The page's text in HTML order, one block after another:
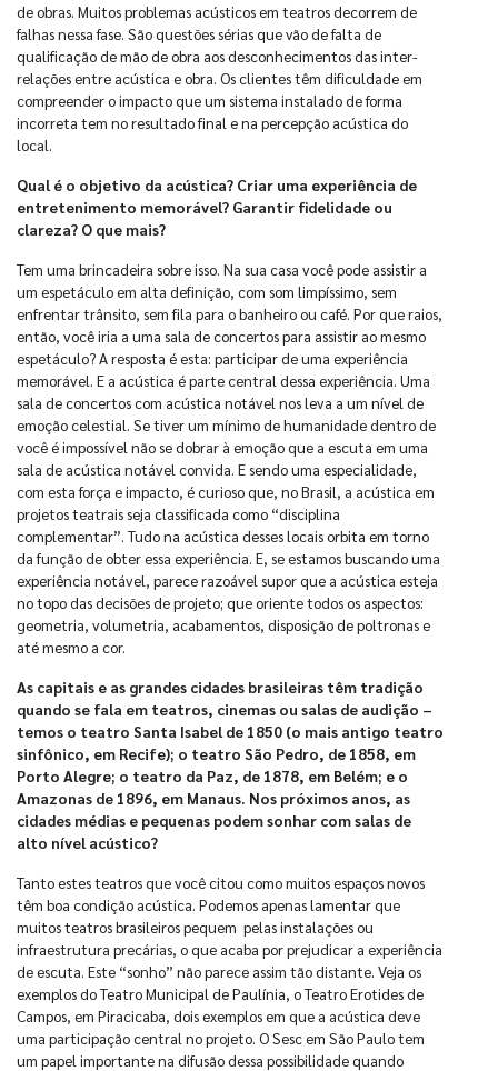
de obras. Muitos problemas acústicos em teatros decorrem de
falhas nessa fase. São questões sérias que vão de falta de
qualificação de mão de obra aos desconhecimentos das inter-
relações entre acústica e obra. Os clientes têm dificuldade em
compreender o impacto que um sistema instalado de forma
incorreta tem no resultado final e na percepção acústica do
local.
Qual é o objetivo da acústica? Criar uma experiência de
entretenimento memorável? Garantir fidelidade ou
clareza? O que mais?
Tem uma brincadeira sobre isso. Na sua casa você pode assistir a
um espetáculo em alta definição, com som limpíssimo, sem
enfrentar trânsito, sem fila para o banheiro ou café. Por que raios,
então, você iria a uma sala de concertos para assistir ao mesmo
espetáculo? A resposta é esta: participar de uma experiência
memorável. E a acústica é parte central dessa experiência. Uma
sala de concertos com acústica notável nos leva a um nível de
emoção celestial. Se tiver um mínimo de humanidade dentro de
você é impossível não se dobrar à emoção que a escuta em uma
sala de acústica notável convida. E sendo uma especialidade,
com esta força e impacto, é curioso que, no Brasil, a acústica em
projetos teatrais seja classificada como “disciplina
complementar”. Tudo na acústica desses locais orbita em torno
da função de obter essa experiência. E, se estamos buscando uma
experiência notável, parece razoável supor que a acústica esteja
no topo das decisões de projeto; que oriente todos os aspectos:
geometria, volumetria, acabamentos, disposição de poltronas e
até mesmo a cor.
As capitais e as grandes cidades brasileiras têm tradição
quando se fala em teatros, cinemas ou salas de audição –
temos o teatro Santa Isabel de 1850 (o mais antigo teatro
sinfônico, em Recife); o teatro São Pedro, de 1858, em
Porto Alegre; o teatro da Paz, de 1878, em Belém; e o
Amazonas de 1896, em Manaus. Nos próximos anos, as
cidades médias e pequenas podem sonhar com salas de
alto nível acústico?
Tanto estes teatros que você citou como muitos espaços novos
têm boa condição acústica. Podemos apenas lamentar que
muitos teatros brasileiros pequem pelas instalações ou
infraestrutura precárias, o que acaba por prejudicar a experiência
de escuta. Este “sonho” não parece assim tão distante. Veja os
exemplos do Teatro Municipal de Paulínia, o Teatro Erotides de
Campos, em Piracicaba, dois exemplos em que a acústica deve
uma participação central no projeto. O Sesc em São Paulo tem
um papel importante na difusão dessa possibilidade quando